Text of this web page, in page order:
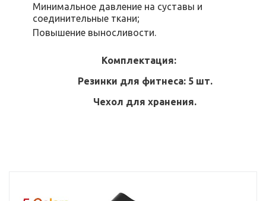
Минимальное давление на суставы и
соединительные ткани;
Повышение выносливости.
Комплектация:
Резинки для фитнеса: 5 шт.
Чехол для хранения.